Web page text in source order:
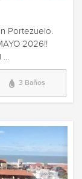
Portezuelo.
2026!!
...
3 Baños